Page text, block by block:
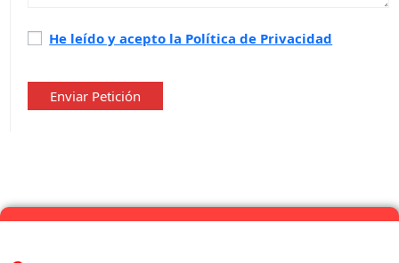
Política
privacidad*
He leído y acepto la Política de Privacidad
Enviar Petición